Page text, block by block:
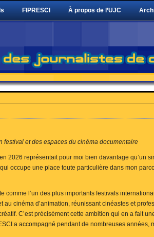
FIPRESCI À propos de l’UJC
festival et des espaces du cinéma documentaire
2026 représentait pour moi bien davantage qu’un
occupe une place toute particulière dans mon
comme l’un des plus importants festivals
au cinéma d’animation, réunissant cinéastes et
C’est précisément cette ambition qui en a fait
a accompagné pendant de nombreuses années,